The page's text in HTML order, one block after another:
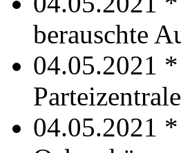
berauschte
04.05.2021 *
04.05.2021 *